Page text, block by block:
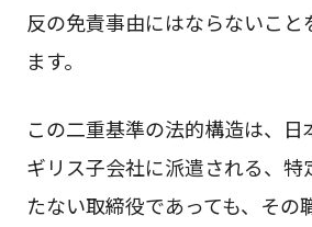
反の免責事由にはならないこと
ます。
この二重基準の法的構造は、日
ギリス子会社に派遣される、
たない取締役であっても、その